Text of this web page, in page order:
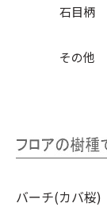
石目柄
その他
バーチ(カバ桜)